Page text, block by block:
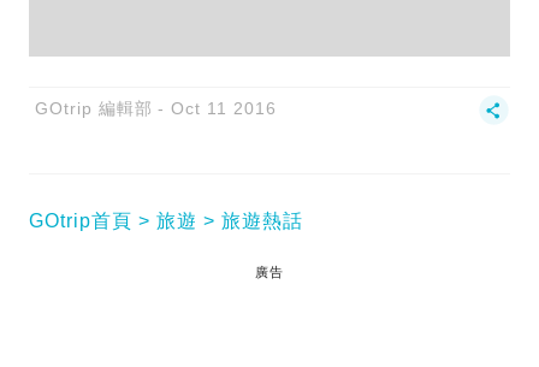
GOtrip 編輯部 Oct 11 2016
GOtrip首頁 旅遊 旅遊熱話
廣告